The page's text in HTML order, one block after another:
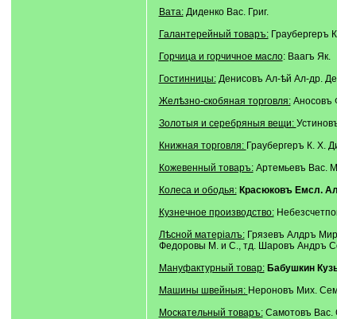
Вата:Диденко Вас. Григ.
Галантерейный товаръ:Граубергеръ
Горчица и горчичное масло: Ваагъ Як.
Гостинницы:Денисовъ Ал-ѣй Ал-др.
Желѣзно-скобяная торговля:Аносовъ
Золотыя и серебряныя вещи:
Книжная торговля: Граубергеръ К. Х.
Кожевенный товаръ:Артемьевъ Вас.
Колеса и ободья: Красюковъ Емсл.
Кузнечное производство:
Лѣсной матеріалъ:Грязевъ Алдръ
Федоровы М. и С., тд. Шаровъ Андръ
Мануфактурный товар: Бабушкин
Машины швейныя: Нероновъ Мих.
Москательный товаръ:Самотовъ Вас.